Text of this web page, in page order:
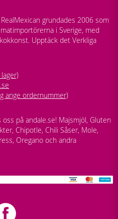
grundades 2006 som
i Sverige, med
Upptäck det Verkliga
ange ordernummer)
på andale.se! Majsmjöl, Gluten
Chipotle, Chili Såser, Mole,
Oregano och andra